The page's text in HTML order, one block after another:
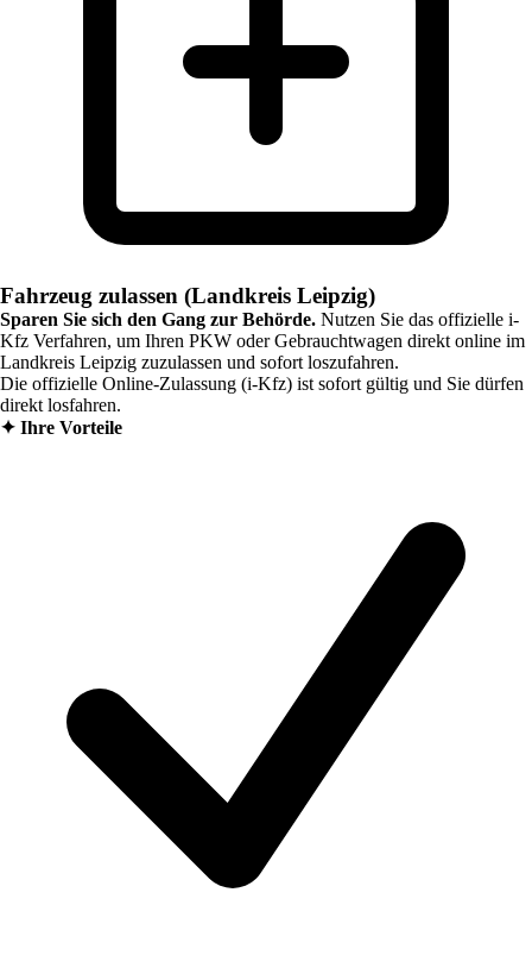
Fahrzeug zulassen (Landkreis Leipzig)
Sparen Sie sich den Gang zur Behörde. Nutzen Sie das offizielle i-
Kfz Verfahren, um Ihren PKW oder Gebrauchtwagen direkt online im
Landkreis Leipzig zuzulassen und sofort loszufahren.
Die offizielle Online-Zulassung (i-Kfz) ist sofort gültig und Sie dürfen
direkt losfahren.
✦ Ihre Vorteile